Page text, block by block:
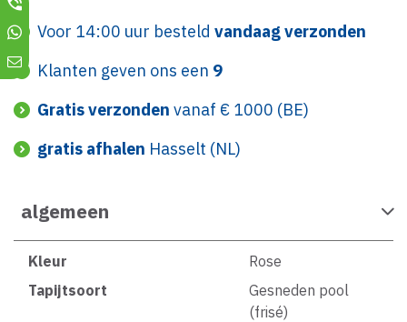
Voor 14:00 uur besteld vandaag verzonden
Klanten geven ons een 9
Gratis verzonden vanaf € 1000 (BE)
gratis afhalen Hasselt (NL)
algemeen
Kleur
Rose
Tapijtsoort
Gesneden pool
(frisé)